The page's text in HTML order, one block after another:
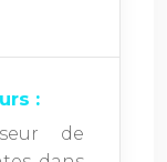
:
de